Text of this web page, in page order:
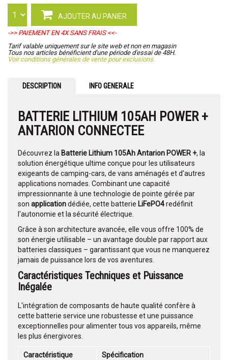
AJOUTER AU PANIER
->> PAIEMENT EN 4X SANS FRAIS <<-
Tarif valable uniquement sur le site web et non en magasin
Tous nos articles bénéficient d'une période d'essai de 48H.
Voir conditions générales de vente pour exclusions.
DESCRIPTION INFO GENERALE
BATTERIE LITHIUM 105AH POWER +
ANTARION CONNECTEE
Découvrez la Batterie Lithium 105Ah Antarion POWER +, la
solution énergétique ultime conçue pour les utilisateurs
exigeants de camping-cars, de vans aménagés et d'autres
applications nomades. Combinant une capacité
impressionnante à une technologie de pointe gérée par
son applicationdédiée, cette batterie LiFePO4redéfinit
l'autonomie et la sécurité électrique.
Grâce à son architecture avancée, elle vous offre 100% de
son énergie utilisable – un avantage double par rapport aux
batteries classiques – garantissant que vous ne manquerez
jamais de puissance lors de vos aventures.
Caractéristiques Techniques et Puissance
Inégalée
L'intégration de composants de haute qualité confère à
cette batterie service une robustesse et une puissance
exceptionnelles pour alimenter tous vos appareils, même
les plus énergivores.
Caractéristique Spécification